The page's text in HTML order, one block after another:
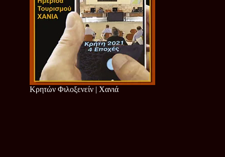
Κρητών Φιλοξενείν | Χανιά